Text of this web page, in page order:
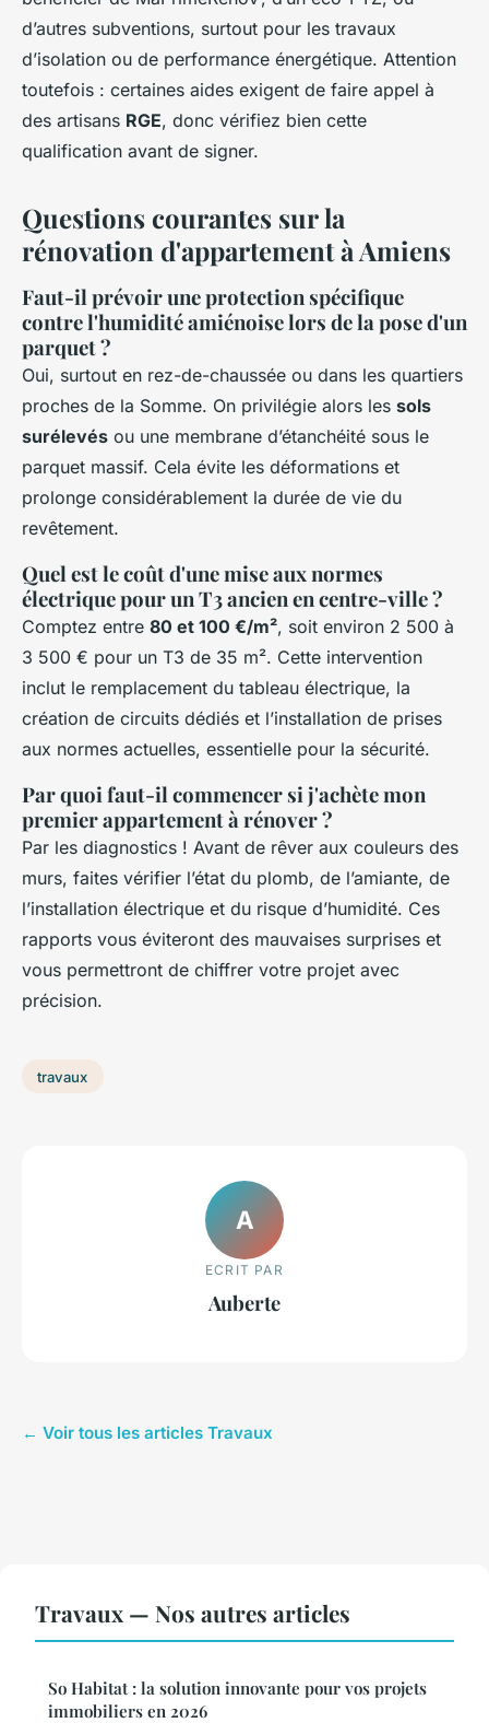
d’autres subventions, surtout pour les travaux
d’isolation ou de performance énergétique. Attention
toutefois : certaines aides exigent de faire appel à
des artisans RGE, donc vérifiez bien cette
qualification avant de signer.
Questions courantes sur la
rénovation d'appartement à Amiens
Faut-il prévoir une protection spécifique
contre l'humidité amiénoise lors de la pose d'un
parquet ?
Oui, surtout en rez-de-chaussée ou dans les quartiers
proches de la Somme. On privilégie alors les sols
surélevés ou une membrane d’étanchéité sous le
parquet massif. Cela évite les déformations et
prolonge considérablement la durée de vie du
revêtement.
Quel est le coût d'une mise aux normes
électrique pour un T3 ancien en centre-ville ?
Comptez entre 80 et 100 €/m², soit environ 2 500 à
3 500 € pour un T3 de 35 m². Cette intervention
inclut le remplacement du tableau électrique, la
création de circuits dédiés et l’installation de prises
aux normes actuelles, essentielle pour la sécurité.
Par quoi faut-il commencer si j'achète mon
premier appartement à rénover ?
Par les diagnostics ! Avant de rêver aux couleurs des
murs, faites vérifier l’état du plomb, de l’amiante, de
l’installation électrique et du risque d’humidité. Ces
rapports vous éviteront des mauvaises surprises et
vous permettront de chiffrer votre projet avec
précision.
travaux
A
ECRIT PAR
Auberte
← Voir tous les articles Travaux
Travaux — Nos autres articles
So Habitat : la solution innovante pour vos projets
immobiliers en 2026